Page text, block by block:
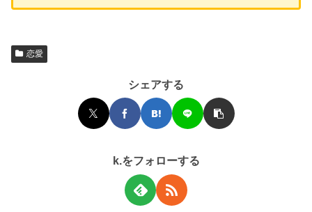
恋愛
シェアする
k.をフォローする